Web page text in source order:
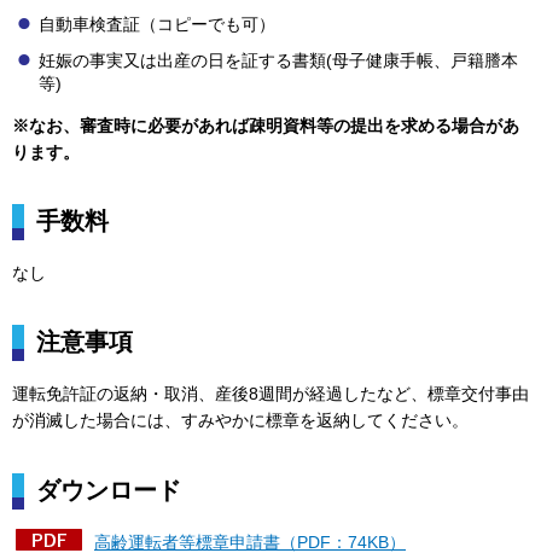
自動車検査証（コピーでも可）
妊娠の事実又は出産の日を証する書類(母子健康手帳、戸籍謄本
等)
※なお、審査時に必要があれば疎明資料等の提出を求める場合があ
ります。
手数料
なし
注意事項
運転免許証の返納・取消、産後8週間が経過したなど、標章交付事由
が消滅した場合には、すみやかに標章を返納してください。
ダウンロード
高齢運転者等標章申請書（PDF：74KB）